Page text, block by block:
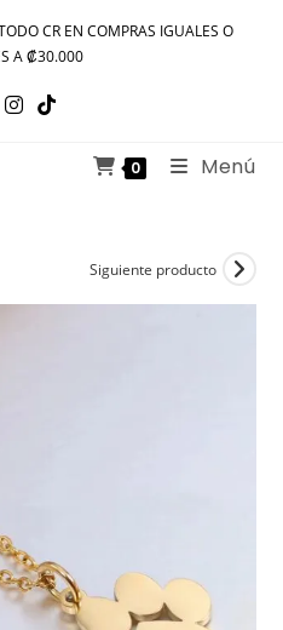
CR EN COMPRAS IGUALES O
A ₡30.000
0 Menú
Siguiente producto